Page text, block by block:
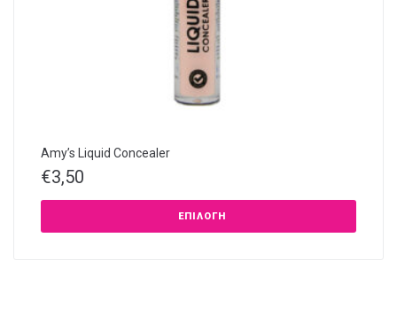
Amy’s Liquid Concealer
€3,50
ΕΠΙΛΟΓΉ